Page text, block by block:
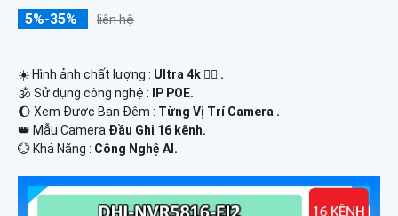
5%-35% liên hệ
☀️ Hình ảnh chất lượng : Ultra 4k 👍🏾 .
🕉️ Sử dụng công nghệ :
IP POE.
🌔 Xem Được Ban Đêm : Từng Vị Trí Camera .
👑 Mẫu Camera Đầu Ghi 16 kênh.
️💮 Khả Năng : Công Nghệ AI.